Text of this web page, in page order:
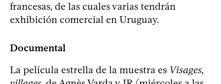
francesas, de las cuales varias tendrán
exhibición comercial en Uruguay.
Documental
La película estrella de la muestra es Visages,